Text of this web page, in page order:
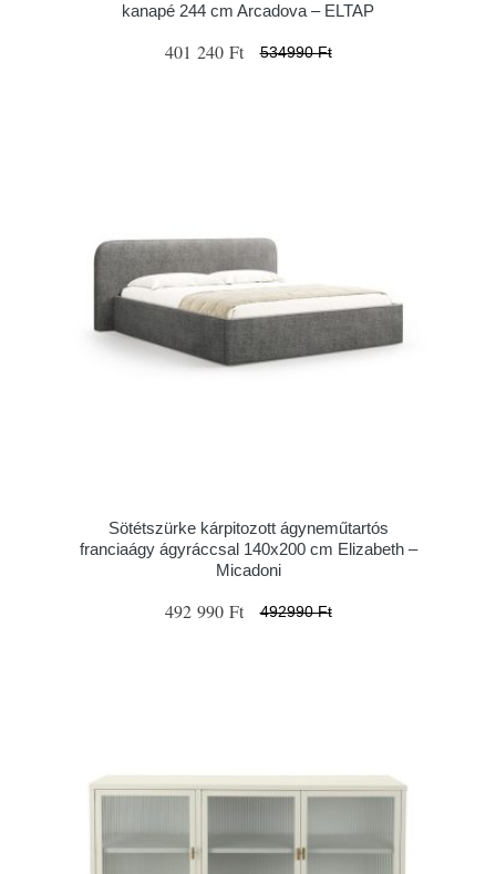
kanapé 244 cm Arcadova – ELTAP
401 240 Ft 534990 Ft
Sötétszürke kárpitozott ágyneműtartós
franciaágy ágyráccsal 140x200 cm Elizabeth –
Micadoni
492 990 Ft 492990 Ft